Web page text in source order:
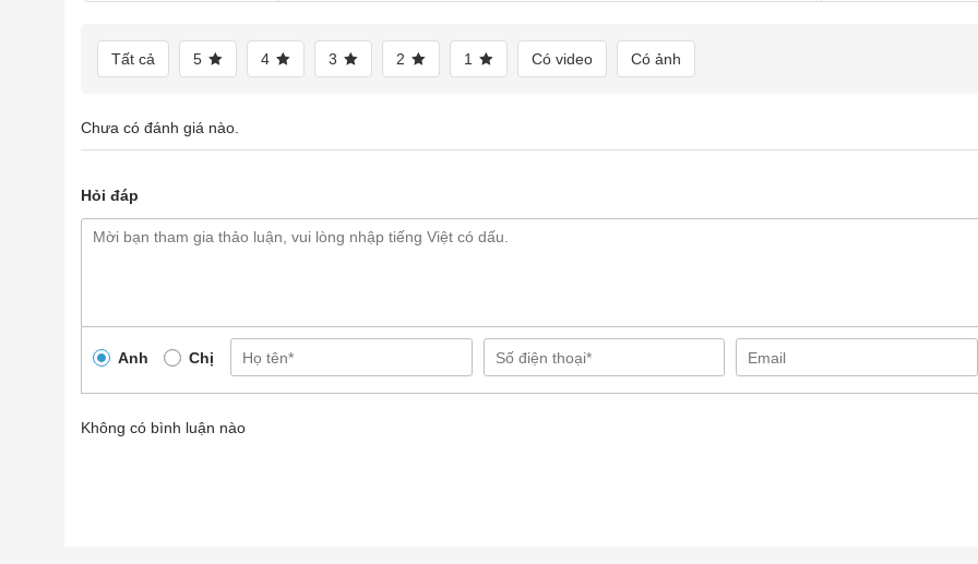
Tất cả 5 4 3 2 1 Có video Có ảnh
Chưa có đánh giá nào.
Hỏi đáp
Anh Chị
Không có bình luận nào